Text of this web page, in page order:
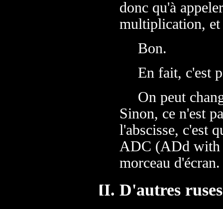
donc qu'à
multiplication, et
Bon.
En fait, c'est
On peut
Sinon, ce n'est
l'abscisse, c'est
ADC (ADd with
morceau d'écran.
D'autres ruses